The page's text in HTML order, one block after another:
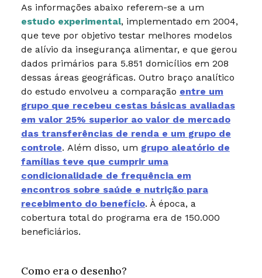
As informações abaixo referem-se a um
estudo experimental, implementado em 2004,
que teve por objetivo testar melhores modelos
de alívio da insegurança alimentar, e que gerou
dados primários para 5.851 domicílios em 208
dessas áreas geográficas. Outro braço analítico
do estudo envolveu a comparação entre um
grupo que recebeu cestas básicas avaliadas
em valor 25% superior ao valor de mercado
das transferências de renda e um grupo de
controle. Além disso, um grupo aleatório de
famílias teve que cumprir uma
condicionalidade de frequência em
encontros sobre saúde e nutrição para
recebimento do benefício. À época, a
cobertura total do programa era de 150.000
beneficiários.
Como era o desenho?